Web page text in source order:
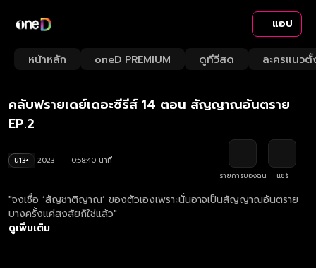
แอป
หน้าหลัก oneD PREMIUM ดูทีวีสด ละครแนวตั้
Loaded:
1.70%
Rate
คลับฟรายเดย์เดอะซีรีส์ 14 ตอน สัญญาณอันตราย
EP.2
น13+ 2023
0:58:40 นาที
รายการของฉัน
แชร์
"จงเชื่อ ‘สัญชาติญาณ’ ของตัวเองเพราะนั่นอาจเป็นสัญญาณอันตราย
บางครั้งแค่สงสัยก็ใช่แล้ว"
ดูเพิ่มเติม